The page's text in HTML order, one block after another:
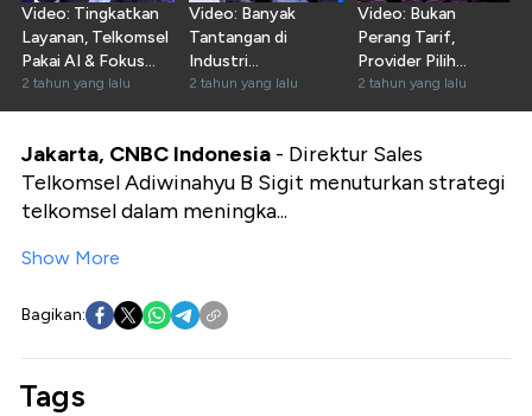
Video: Tingkatkan
Layanan, Telkomsel
Pakai AI & Fokus
FMC
2 tahun yang lalu
Video: Banyak
Tantangan di
Industri
Telekomunikasi,
Kominfo Bantu Ini
2 tahun yang lalu
Video: Bukan
Perang Tarif,
Provider Pilih
Bersaing Soal Ini
2 tahun yang lalu
Jakarta, CNBC Indonesia - Direktur Sales
Telkomsel Adiwinahyu B Sigit menuturkan strategi
telkomsel dalam meningka...
Show More
Bagikan:
Tags